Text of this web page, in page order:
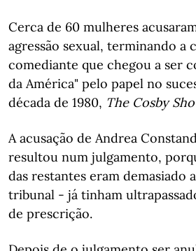
Cerca de 60 mulheres
agressão sexual, terminando a
comediante que chegou a ser
da América" pelo papel no
década de 1980, The Cosby
A acusação de Andrea
resultou num julgamento,
das restantes eram demasiado
tribunal - já tinham
de prescrição.